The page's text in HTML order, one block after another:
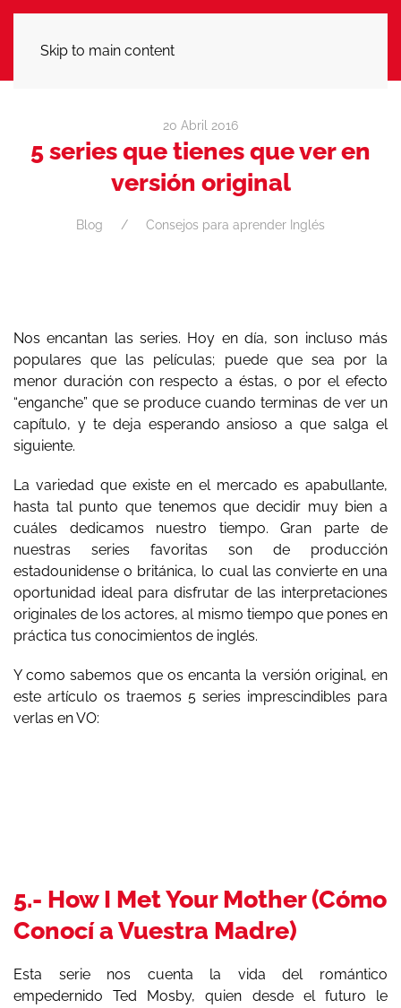
Skip to main content
20 Abril 2016
5 series que tienes que ver en
versión original
Blog Consejos para aprender Inglés
Nos encantan las series. Hoy en día, son incluso más
populares que las películas; puede que sea por la
menor duración con respecto a éstas, o por el efecto
“enganche” que se produce cuando terminas de ver un
capítulo, y te deja esperando ansioso a que salga el
siguiente.
La variedad que existe en el mercado es apabullante,
hasta tal punto que tenemos que decidir muy bien a
cuáles dedicamos nuestro tiempo. Gran parte de
nuestras series favoritas son de producción
estadounidense o británica, lo cual las convierte en una
oportunidad ideal para disfrutar de las interpretaciones
originales de los actores, al mismo tiempo que pones en
práctica tus conocimientos de inglés.
Y como sabemos que os encanta la versión original, en
este artículo os traemos 5 series imprescindibles para
verlas en VO:
5.- How I Met Your Mother (Cómo
Conocí a Vuestra Madre)
Esta serie nos cuenta la vida del romántico
empedernido Ted Mosby, quien desde el futuro le